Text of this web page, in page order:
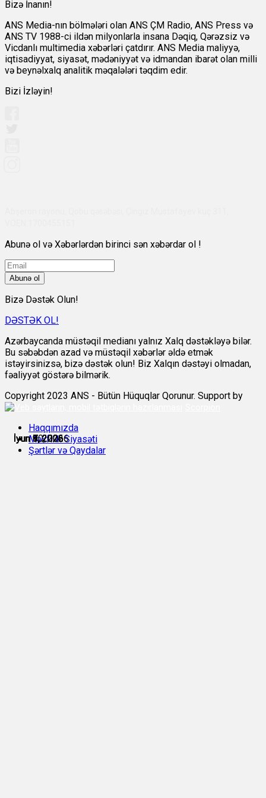
İyun 6, 2026
İyun 7, 2026
İyun 8, 2026
İyun 9, 2026
İyun 9, 2026
İyun 10, 2026
Bizə İnanın!
ANS Media-nın bölmələri olan ANS ÇM Radio, ANS Press və
ANS TV 1988-ci ildən milyonlarla insana Dəqiq, Qərəzsiz və
Vicdanlı multimedia xəbərləri çatdırır. ANS Media maliyyə,
iqtisadiyyat, siyasət, mədəniyyət və idmandan ibarət olan milli
və beynəlxalq analitik məqalələri təqdim edir.
Bizi İzləyin!
Abunə ol və Xəbərlərdən birinci sən xəbərdar ol !
Abunə ol
Bizə Dəstək Olun!
DƏSTƏK OL!
Azərbaycanda müstəqil medianı yalnız Xalq dəstəkləyə bilər.
Bu səbəbdən azad və müstəqil xəbərlər əldə etmək
istəyirsinizsə, bizə dəstək olun! Biz Xalqın dəstəyi olmadan,
fəaliyyət göstərə bilmərik.
Copyright 2023 ANS - Bütün Hüquqlar Qorunur. Support by
Haqqımızda
Məxfilik Siyasəti
Şərtlər və Qaydalar